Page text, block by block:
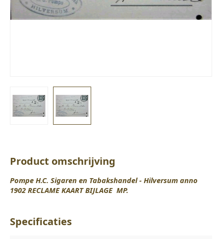
Product omschrijving
Pompe H.C. Sigaren en Tabakshandel - Hilversum anno
1902 RECLAME KAART BIJLAGE MP.
Specificaties